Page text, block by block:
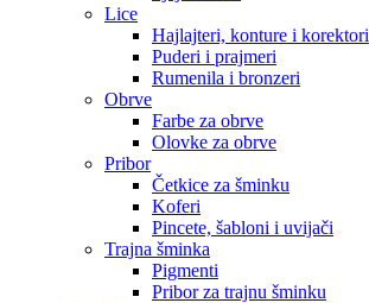
Lice
Hajlajteri, konture i korektori
Puderi i prajmeri
Rumenila i bronzeri
Obrve
Farbe za obrve
Olovke za obrve
Pribor
Četkice za šminku
Koferi
Pincete, šabloni i uvijači
Trajna šminka
Pigmenti
Pribor za trajnu šminku